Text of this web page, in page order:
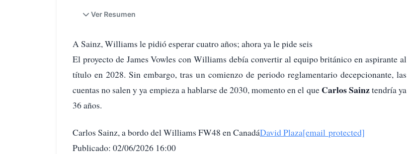
Ver Resumen
A Sainz, Williams le pidió esperar cuatro años; ahora ya le pide seis
El proyecto de James Vowles con Williams debía convertir al equipo británico en aspirante al
título en 2028. Sin embargo, tras un comienzo de periodo reglamentario decepcionante, las
cuentas no salen y ya empieza a hablarse de 2030, momento en el que Carlos Sainztendría ya
36 años.
Carlos Sainz, a bordo del Williams FW48 en CanadáDavid Plaza[email protected]
Publicado: 02/06/2026 16:00